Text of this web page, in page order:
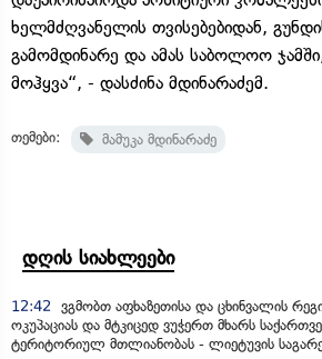
ხელმძღვანელის თვისებებიდან,
გამომდინარე და ამას საბოლოო
მოჰყვა“, - დასძინა მდინარაძემ.
თემები: მამუკა მდინარაძე
დღის სიახლეები
12:42
ვგმობთ აფხაზეთისა და ცხინვალის
ოკუპაციას და მტკიცედ ვუჭერთ მხარს
ტერიტორიულ მთლიანობას - ლიეტუვის